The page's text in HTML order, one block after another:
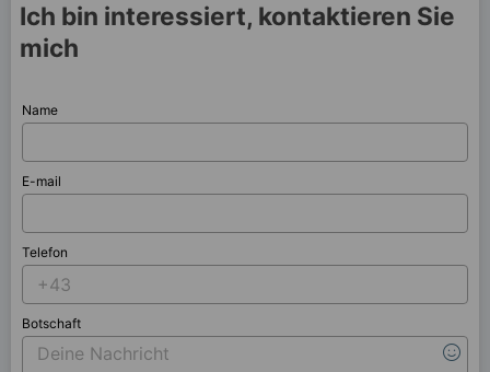
Ich bin interessiert, kontaktieren Sie
mich
Name
E-mail
Telefon
Botschaft